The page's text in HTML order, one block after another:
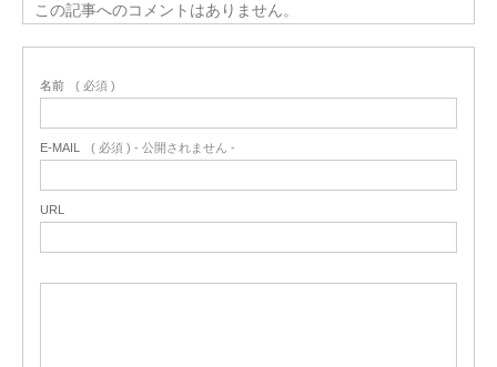
この記事へのコメントはありません。
名前 ( 必須 )
E-MAIL ( 必須 ) - 公開されません -
URL